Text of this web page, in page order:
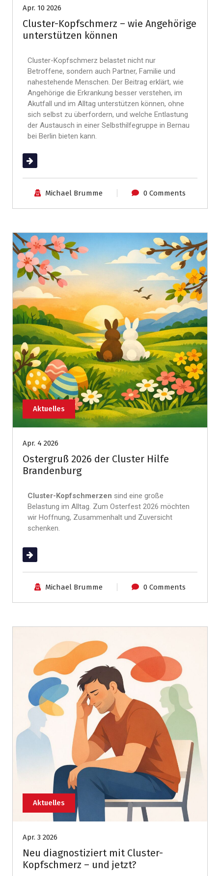
Apr. 10 2026
Cluster-Kopfschmerz – wie Angehörige
unterstützen können
Cluster-Kopfschmerz belastet nicht nur
Betroffene, sondern auch Partner, Familie und
nahestehende Menschen. Der Beitrag erklärt, wie
Angehörige die Erkrankung besser verstehen, im
Akutfall und im Alltag unterstützen können, ohne
sich selbst zu überfordern, und welche Entlastung
der Austausch in einer Selbsthilfegruppe in Bernau
bei Berlin bieten kann.
(mehr …)
Michael Brumme 0 Comments
Aktuelles
Apr. 4 2026
Ostergruß 2026 der Cluster Hilfe
Brandenburg
Cluster-Kopfschmerzen sind eine große
Belastung im Alltag. Zum Osterfest 2026 möchten
wir Hoffnung, Zusammenhalt und Zuversicht
schenken.
(mehr …)
Michael Brumme 0 Comments
Aktuelles
Apr. 3 2026
Neu diagnostiziert mit Cluster-
Kopfschmerz – und jetzt?